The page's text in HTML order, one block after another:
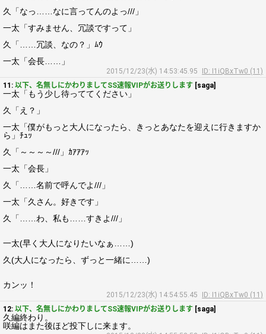
久「なっ……なに言ってんのよっ///」
一太「すみません、冗談ですって」
久「……冗談、なの？」ﾑｳ
一太「会長……」
2015/12/23(水) 14:53:45.95
ID: I1iQBxTw0 (11)
11: 以下、名無しにかわりましてSS速報VIPがお送りします [saga]
一太「もう少し待っててください」
久「え？」
一太「僕がもっと大人になったら、きっとあなたを迎えに行きますか
ら」ﾁｭｯ
久「～～～～///」ｶｱｱｱｯ
一太「会長」
久「……名前で呼んでよ///」
一太「久さん。好きです」
久「……わ、私も……すきよ///」
一太(早く大人になりたいなぁ……)
久(大人になったら、ずっと一緒に……)
カンッ！
2015/12/23(水) 14:54:55.45
ID: I1iQBxTw0 (11)
12: 以下、名無しにかわりましてSS速報VIPがお送りします [saga]
久編終わり。
咲編はまた後ほど投下しに来ます。